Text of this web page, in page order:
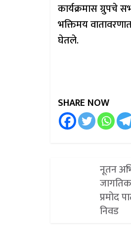
कार्यक्रमास ग्रुपचे
भक्तिमय
घेतले.
SHARE NOW
नूतन
प्रमोद
निवड